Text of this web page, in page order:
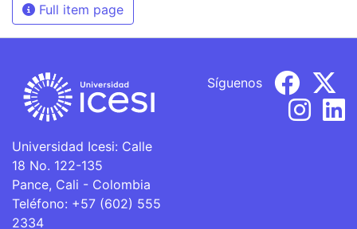
Full item page
Universidad Icesi: Calle
18 No. 122-135
Pance, Cali - Colombia
Teléfono: +57 (602) 555
2334
Síguenos